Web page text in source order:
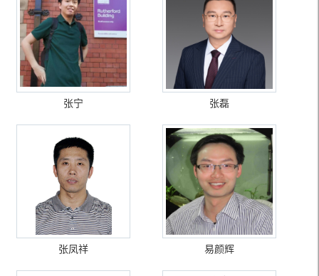
张宁 张磊
张凤祥 易颜辉